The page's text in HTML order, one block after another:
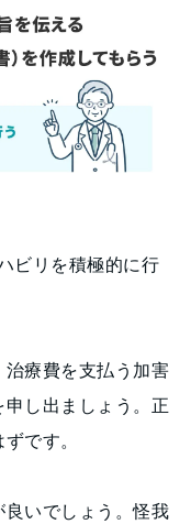
ビリを積極的に行
療費を支払う加害
し出ましょう。正
です。
いでしょう。怪我